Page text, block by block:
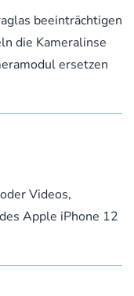
beeinträchtigen
die Kameralinse
ersetzen
Videos,
Apple iPhone 12